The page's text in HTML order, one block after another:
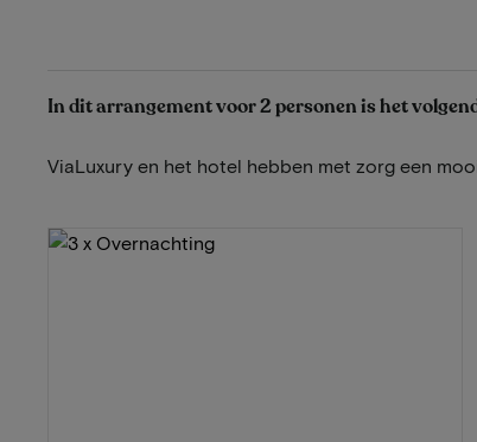
In dit arrangement voor 2 personen is het
ViaLuxury en het hotel hebben met zorg een